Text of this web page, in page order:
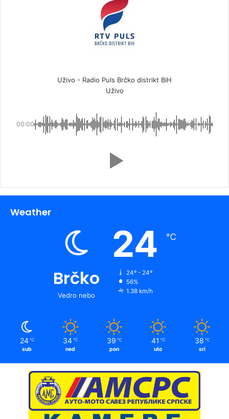
Uživo - Radio Puls Brčko distrikt BiH
Uživo
00:00
Weather
Brčko
Vedro nebo
24 ℃
24º - 24º
56%
1.38 km/h
24 ℃
sub
34 ℃
ned
39 ℃
pon
41 ℃
uto
38 ℃
sri